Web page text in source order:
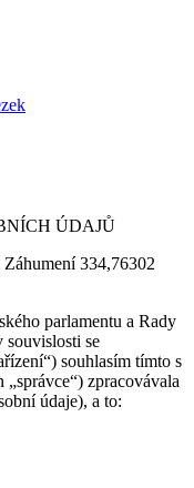
ÚDAJŮ
334,76302
parlamentu a Rady
se
souhlasím tímto s
zpracovávala
údaje), a to: